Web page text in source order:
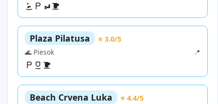
Plaza Pilatusa
⭐ 3.0/5
🌊 Piesok
📍
Beach Crvena Luka
⭐ 4.4/5